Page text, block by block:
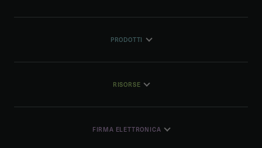
PRODOTTI
RISORSE
FIRMA ELETTRONICA